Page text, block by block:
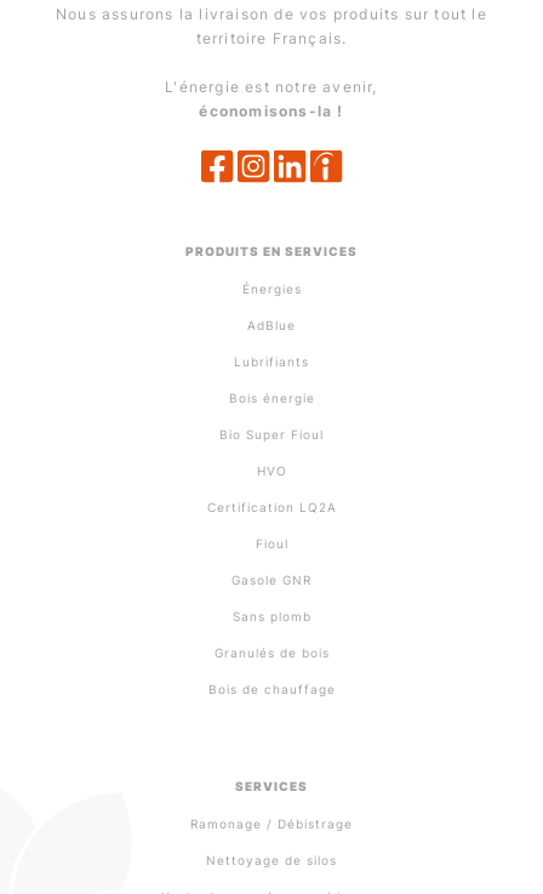
Nous assurons la livraison de vos produits sur tout le
territoire Français.
L'énergie est notre avenir,
économisons-la !
PRODUITS EN SERVICES
Énergies
AdBlue
Lubrifiants
Bois énergie
Bio Super Fioul
HVO
Certification LQ2A
Fioul
Gasole GNR
Sans plomb
Granulés de bois
Bois de chauffage
SERVICES
Ramonage / Débistrage
Nettoyage de silos